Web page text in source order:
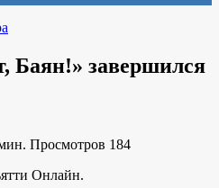
Баян!» завершился
Просмотров 184
Онлайн.